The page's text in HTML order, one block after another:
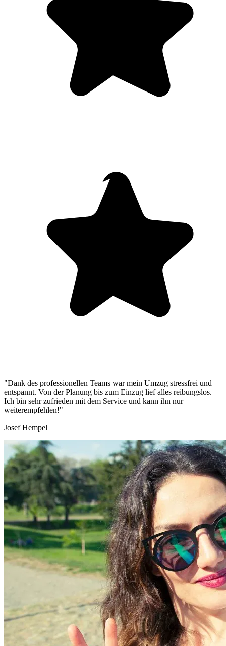
"Dank des professionellen Teams war mein Umzug stressfrei und
entspannt. Von der Planung bis zum Einzug lief alles reibungslos.
Ich bin sehr zufrieden mit dem Service und kann ihn nur
weiterempfehlen!"
Josef Hempel